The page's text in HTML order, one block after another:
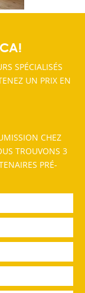
SPÉCIALISÉS
UN PRIX EN
CHEZ
TROUVONS 3
PRÉ-